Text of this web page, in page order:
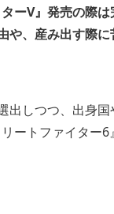
V』発売の際は
、産み出す際
出しつつ、出身
ートファイター